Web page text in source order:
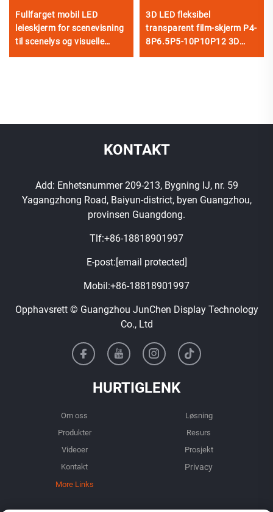
Fullfarget mobil LED
leieskjerm for scenevisning
til scenelys og visuelle
3D LED fleksibel
transparent film-skjerm P4-
8P6.5P5-10P10P12 3D
KONTAKT
Add: Enhetsnummer 209-213, Bygning IJ, nr. 59
Yagangzhong Road, Baiyun-district, byen Guangzhou,
provinsen Guangdong.
Tlf:+86-18818901997
E-post:[email protected]
Mobil:+86-18818901997
Opphavsrett © Guangzhou JunChen Display Technology
Co., Ltd
HURTIGLENK
Om oss
Løsning
Produkter
Resurs
Videoer
Prosjekt
Kontakt
More Links